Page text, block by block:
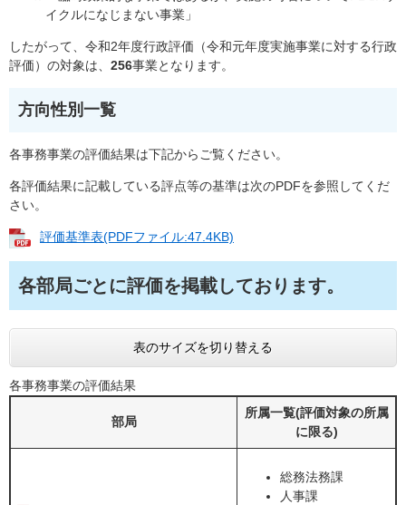
イクルになじまない事業」
したがって、令和2年度行政評価（令和元年度実施事業に対する行政
評価）の対象は、 256事業となります。
方向性別一覧
各事務事業の評価結果は下記からご覧ください。
各評価結果に記載している評点等の基準は次のPDFを参照してくだ
さい。
評価基準表(PDFファイル:47.4KB)
各部局ごとに評価を掲載しております。
表のサイズを切り替える
各事務事業の評価結果
部局
所属一覧(評価対象の所属
に限る)
総務法務課
人事課